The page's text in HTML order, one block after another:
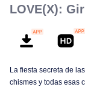
LOVE(X):
La fiesta secreta de
chismes y todas esas